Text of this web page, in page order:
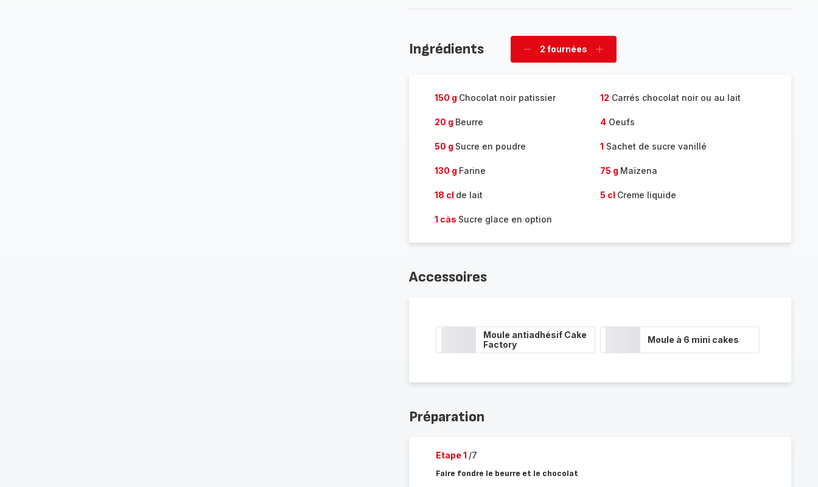
Ingrédients
Supprimer
2 fournées
Ajouter
150 g Chocolat noir patissier 12 Carrés chocolat noir ou au lait
20 g Beurre 4Oeufs
50 g Sucre en poudre 1 Sachet de sucre vanillé
130 g Farine 75 g Maïzena
18 cl de lait 5 cl Creme liquide
1 càs Sucre glace en option
Accessoires
Moule antiadhésif Cake
Factory
Moule à 6 mini cakes
Préparation
Etape 1 /7
Faire fondre le beurre et le chocolat